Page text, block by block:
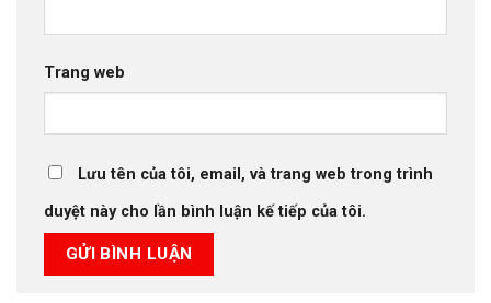
Trang web
Lưu tên của tôi, email, và trang web trong trình
duyệt này cho lần bình luận kế tiếp của tôi.